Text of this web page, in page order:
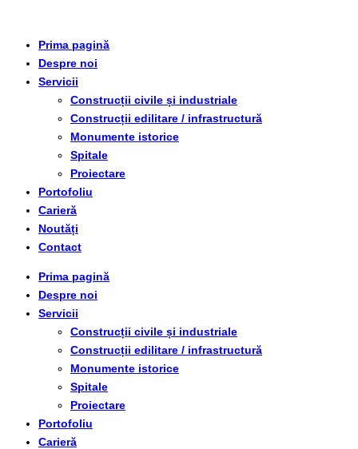
Prima pagină
Despre noi
Servicii
Construcții civile și industriale
Construcții edilitare / infrastructură
Monumente istorice
Spitale
Proiectare
Portofoliu
Carieră
Noutăți
Contact
Prima pagină
Despre noi
Servicii
Construcții civile și industriale
Construcții edilitare / infrastructură
Monumente istorice
Spitale
Proiectare
Portofoliu
Carieră